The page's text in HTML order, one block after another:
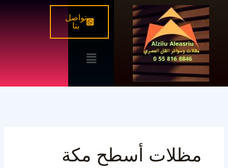
تخطي
المحتوى
تواصل
بنا
القائمة
مظلات أسطح مكة